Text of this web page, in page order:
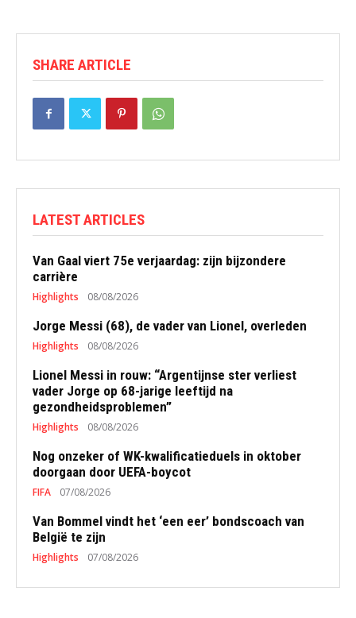
SHARE ARTICLE
LATEST ARTICLES
Van Gaal viert 75e verjaardag: zijn bijzondere
carrière
Highlights 08/08/2026
Jorge Messi (68), de vader van Lionel, overleden
Highlights 08/08/2026
Lionel Messi in rouw: “Argentijnse ster verliest
vader Jorge op 68-jarige leeftijd na
gezondheidsproblemen”
Highlights 08/08/2026
Nog onzeker of WK-kwalificatieduels in oktober
doorgaan door UEFA-boycot
FIFA 07/08/2026
Van Bommel vindt het ‘een eer’ bondscoach van
België te zijn
Highlights 07/08/2026